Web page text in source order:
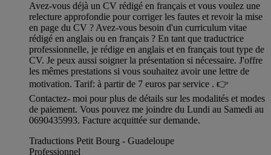
Avez-vous déjà un CV rédigé en français et vous voulez une
relecture approfondie pour corriger les fautes et revoir la mise
en page du CV ? Avez-vous besoin d'un curriculum vitae
rédigé en anglais ou en français ? En tant que traductrice
professionnelle, je rédige en anglais et en français tout type de
CV. Je peux aussi soigner la présentation si nécessaire. J'offre
les mêmes prestations si vous souhaitez avoir une lettre de
motivation. Tarif: à partir de 7 euros par service . 👉
Contactez- moi pour plus de détails sur les modalités et modes
de paiement. Vous pouvez me joindre du Lundi au Samedi au
0690435993. Facture acquittée sur demande.
Traductions Petit Bourg - Guadeloupe
Professionnel